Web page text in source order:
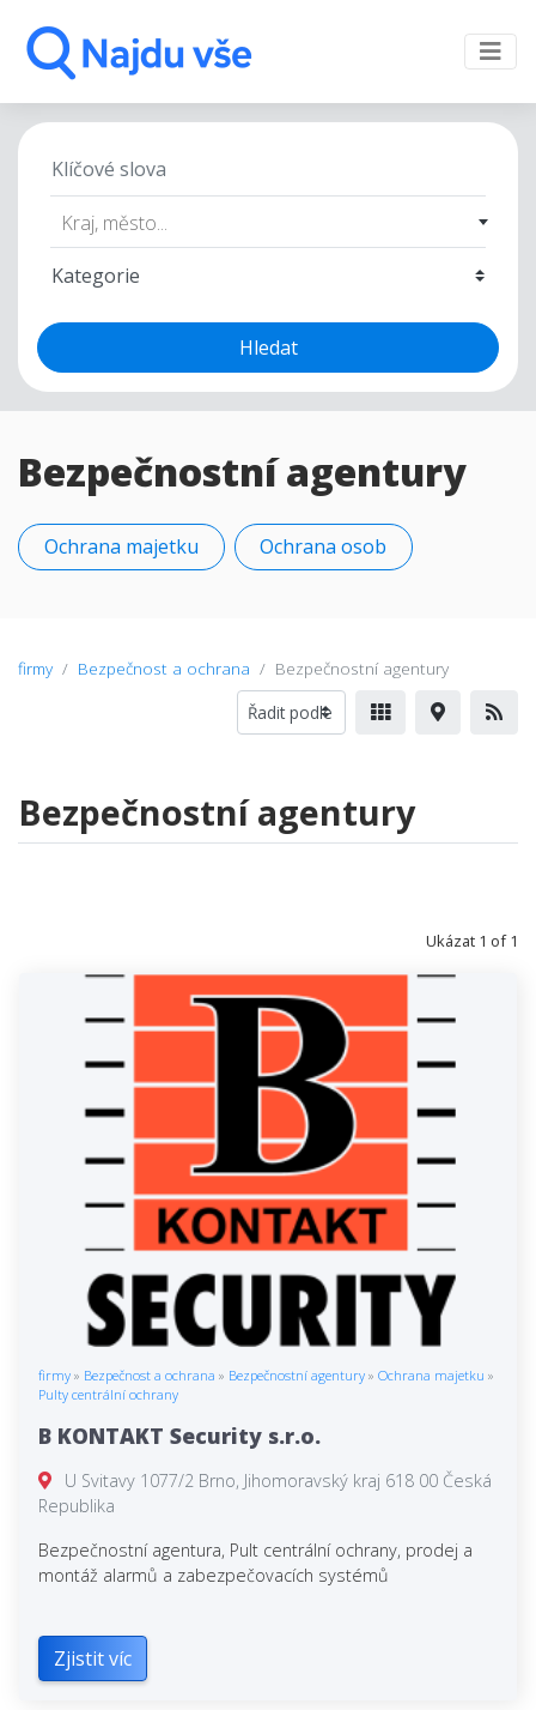
Kraj, město...
Hledat
Bezpečnostní agentury
Ochrana majetku Ochrana osob
firmy Bezpečnost a ochrana Bezpečnostní agentury
Bezpečnostní agentury
Ukázat 1 of 1
firmy » Bezpečnost a ochrana » Bezpečnostní agentury » Ochrana majetku »
Pulty centrální ochrany
B KONTAKT Security s.r.o.
U Svitavy 1077/2 Brno, Jihomoravský kraj 618 00 Česká
Republika
Bezpečnostní agentura, Pult centrální ochrany, prodej a
montáž alarmů a zabezpečovacích systémů
Zjistit víc